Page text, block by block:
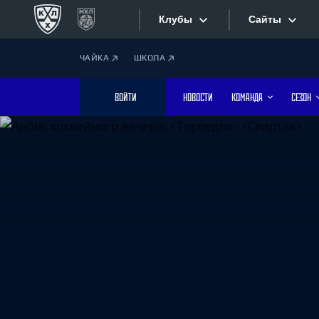
Клубы
Дивизион Боброва
Лада
Сайты
ЧАЙКА ШКОЛА
ВОЙТИ НОВОСТИ КОМАНДА СЕЗОН